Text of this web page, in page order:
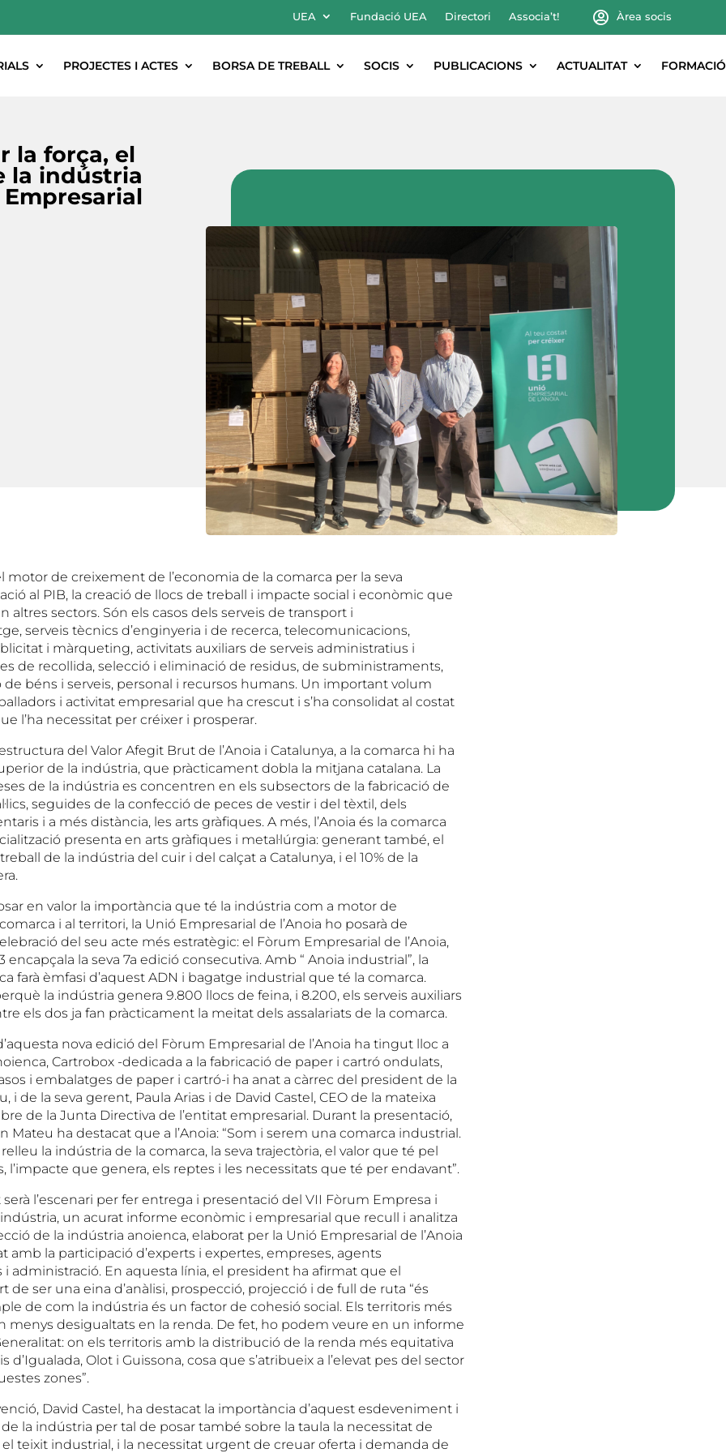
UEA Fundació UEA Directori Associa’t! Àrea socis
PROJECTES I ACTES BORSA DE TREBALL SOCIS PUBLICACIONS ACTUALITAT FORMACIÓ
la força, el
la indústria
motor de creixement de l’economia de la comarca per la seva
al PIB, la creació de llocs de treball i impacte social i econòmic que
altres sectors. Són els casos dels serveis de transport i
serveis tècnics d’enginyeria i de recerca, telecomunicacions,
i màrqueting, activitats auxiliars de serveis administratius i
de recollida, selecció i eliminació de residus, de subministraments,
béns i serveis, personal i recursos humans. Un important volum
i activitat empresarial que ha crescut i s’ha consolidat al costat
l’ha necessitat per créixer i prosperar.
del Valor Afegit Brut de l’Anoia i Catalunya, a la comarca hi ha
de la indústria, que pràcticament dobla la mitjana catalana. La
de la indústria es concentren en els subsectors de la fabricació de
seguides de la confecció de peces de vestir i del tèxtil, dels
i a més distància, les arts gràfiques. A més, l’Anoia és la comarca
presenta en arts gràfiques i metal·lúrgia: generant també, el
de la indústria del cuir i del calçat a Catalunya, i el 10% de la
en valor la importància que té la indústria com a motor de
i al territori, la Unió Empresarial de l’Anoia ho posarà de
del seu acte més estratègic: el Fòrum Empresarial de l’Anoia,
encapçala la seva 7a edició consecutiva. Amb “ Anoia industrial”, la
farà èmfasi d’aquest ADN i bagatge industrial que té la comarca.
la indústria genera 9.800 llocs de feina, i 8.200, els serveis auxiliars
els dos ja fan pràcticament la meitat dels assalariats de la comarca.
nova edició del Fòrum Empresarial de l’Anoia ha tingut lloc a
Cartrobox -dedicada a la fabricació de paper i cartró ondulats,
i embalatges de paper i cartró-i ha anat a càrrec del president de la
i de la seva gerent, Paula Arias i de David Castel, CEO de la mateixa
de la Junta Directiva de l’entitat empresarial. Durant la presentació,
Mateu ha destacat que a l’Anoia: “Som i serem una comarca industrial.
la indústria de la comarca, la seva trajectòria, el valor que té pel
l’impacte que genera, els reptes i les necessitats que té per endavant”.
serà l’escenari per fer entrega i presentació del VII Fòrum Empresa i
un acurat informe econòmic i empresarial que recull i analitza
de la indústria anoienca, elaborat per la Unió Empresarial de l’Anoia
amb la participació d’experts i expertes, empreses, agents
administració. En aquesta línia, el president ha afirmat que el
de ser una eina d’anàlisi, prospecció, projecció i de full de ruta “és
de com la indústria és un factor de cohesió social. Els territoris més
menys desigualtats en la renda. De fet, ho podem veure en un informe
on els territoris amb la distribució de la renda més equitativa
d’Igualada, Olot i Guissona, cosa que s’atribueix a l’elevat pes del sector
zones”.
David Castel, ha destacat la importància d’aquest esdeveniment i
la indústria per tal de posar també sobre la taula la necessitat de
teixit industrial, i la necessitat urgent de creuar oferta i demanda de